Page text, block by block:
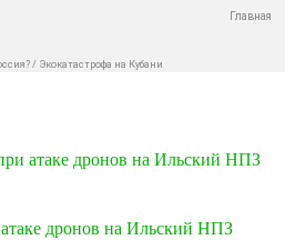
Главная
/ Экокатастрофа на Кубани
атаке дронов на Ильский НПЗ
дронов на Ильский НПЗ